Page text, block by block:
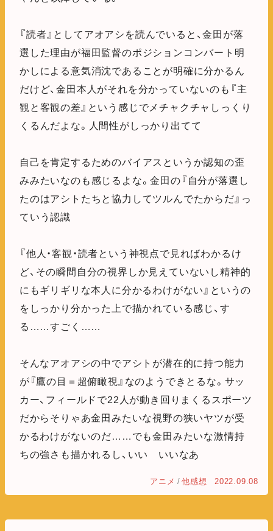
『読者』としてアオアシを読んでいると、金田が落
選した理由が福田監督のポジションコンバート明
かしによる意気消沈であることが明確に分かるん
だけど、金田本人がそれを分かっていないのも『主
観と客観の差』という感じでメチャクチャしっくり
くるんだよな。人間性がしっかり出てて
自己を肯定するためのバイアスというか認知の歪
みみたいなのも感じるよな。金田の『自分が落選し
たのはアシトたちと協力してツルんでたからだ』っ
ていう認識
『他人・客観・読者という神視点で見ればわかるけ
ど、その瞬間自分の視界しか見えていないし精神的
にもギリギリな本人に分かるわけがない』というの
をしっかり分かった上で描かれている感じ、す
る……すごく……
そんなアオアシの中でアシトが潜在的に持つ能力
が『鷹の目＝超俯瞰視』なのようできとるな。サッ
カー、フィールドで22人が動き回りまくるスポーツ
だからそりゃあ金田みたいな視野の狭いヤツが受
かるわけがないのだ……でも金田みたいな激情持
ちの強さも描かれるし、いい いいなあ
アニメ / 他感想 2022.09.08